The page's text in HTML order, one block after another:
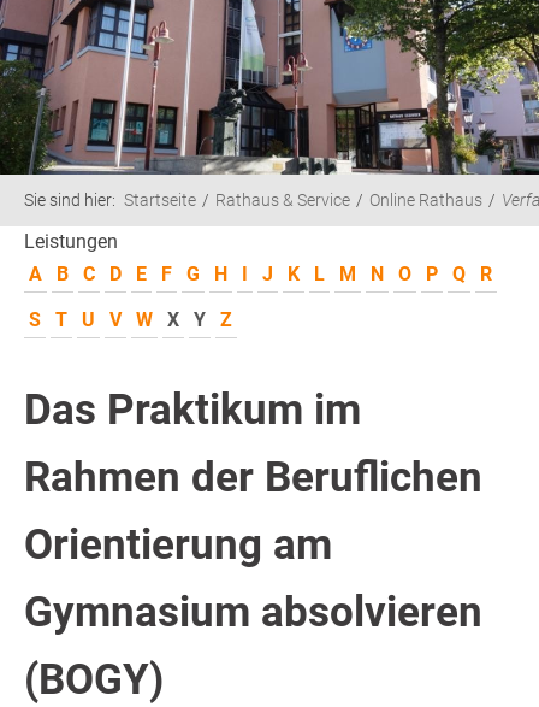
Sie sind hier: Startseite Rathaus & Service Online Rathaus
Leistungen
A
B C D E F G H I J K L M N O P Q
R
S
T U V W X Y Z
Das Praktikum im
Rahmen der Beruflichen
Orientierung am
Gymnasium absolvieren
(BOGY)